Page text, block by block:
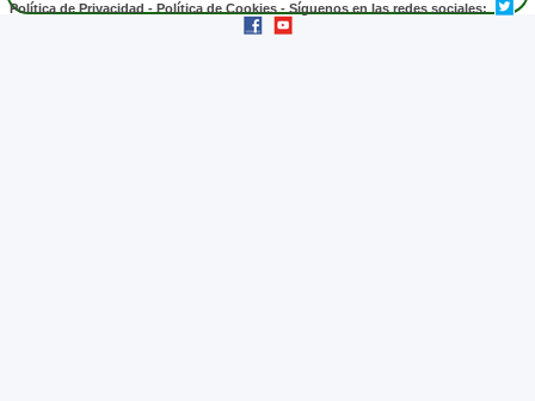
Política de Privacidad-Política de Cookies- Síguenos en las redes sociales: